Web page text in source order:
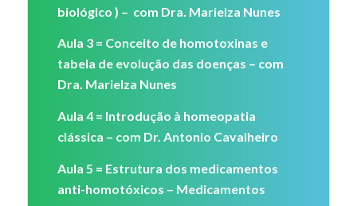
biológico ) – com Dra. Marielza Nunes
Aula 3 = Conceito de homotoxinas e
tabela de evolução das doenças – com
Dra. Marielza Nunes
Aula 4 = Introdução à homeopatia
clássica – com Dr. Antonio Cavalheiro
Aula 5 = Estrutura dos medicamentos
anti-homotóxicos – Medicamentos